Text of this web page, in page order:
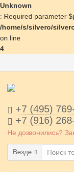
Unknown
: Required parameter
/home/s/silvero/
on line
4
+7 (495)
+7 (916)
Не дозвонились?
Везде